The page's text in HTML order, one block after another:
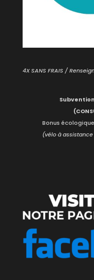
4X SANS FRAIS /
Bonus
(vélo à